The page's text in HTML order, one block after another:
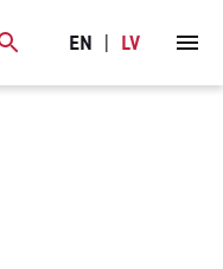
EN LV